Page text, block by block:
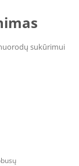
sukūrimui